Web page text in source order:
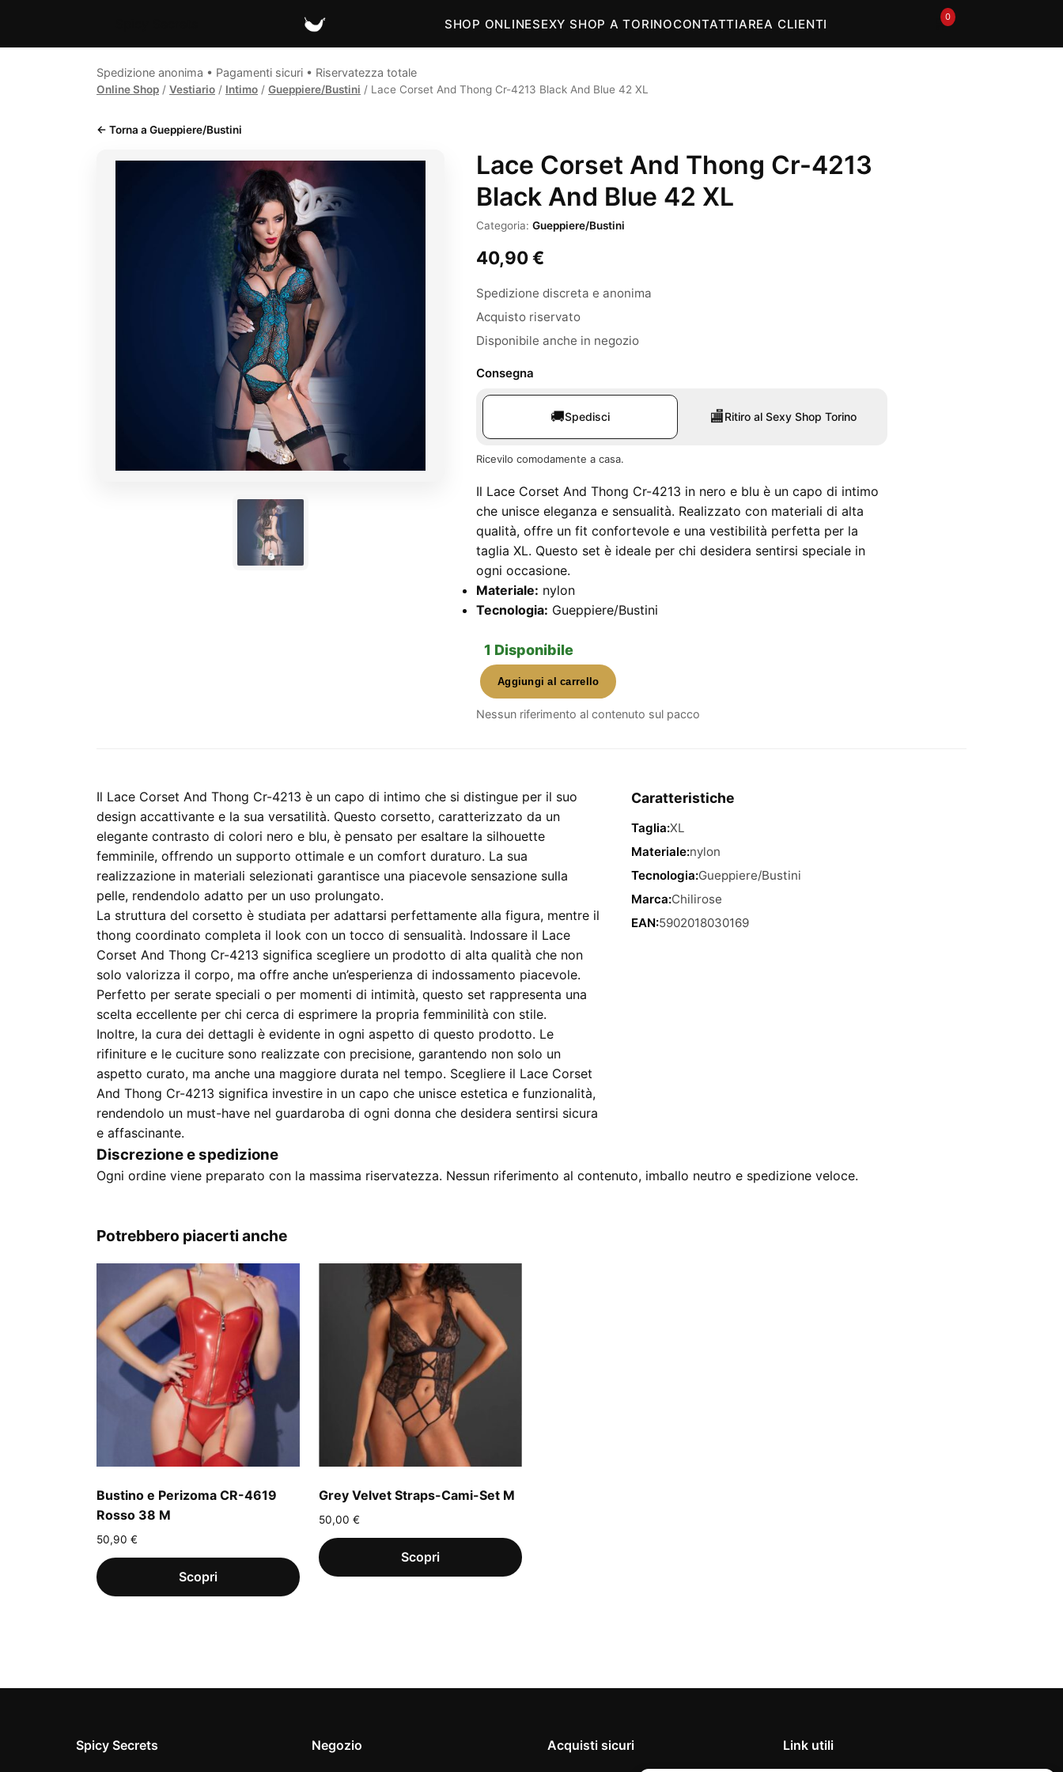
SHOP ONLINESEXY SHOP A TORINOCONTATTIAREA CLIENTI 🛒0
Spedizione anonima • Pagamenti sicuri • Riservatezza totale
Online Shop / Vestiario / Intimo / Gueppiere/Bustini / Lace Corset And Thong Cr-4213 Black And Blue 42 XL
← Torna a Gueppiere/Bustini
Lace Corset And Thong Cr-4213
Black And Blue 42 XL
Categoria: Gueppiere/Bustini
40,90€
Spedizione discreta e anonima
Acquisto riservato
Disponibile anche in negozio
Consegna
🚚Spedisci 🏬Ritiro al Sexy Shop Torino
Ricevilo comodamente a casa.
Il Lace Corset And Thong Cr-4213 in nero e blu è un capo di intimo
che unisce eleganza e sensualità. Realizzato con materiali di alta
qualità, offre un fit confortevole e una vestibilità perfetta per la
taglia XL. Questo set è ideale per chi desidera sentirsi speciale in
ogni occasione.
Materiale: nylon
Tecnologia: Gueppiere/Bustini
1 Disponibile
Lace
Corset
4213
Black
And
Blue
42
quantità
Aggiungi al carrello
Nessun riferimento al contenuto sul pacco
Il Lace Corset And Thong Cr-4213 è un capo di intimo che si distingue per il suo
design accattivante e la sua versatilità. Questo corsetto, caratterizzato da un
elegante contrasto di colori nero e blu, è pensato per esaltare la silhouette
femminile, offrendo un supporto ottimale e un comfort duraturo. La sua
realizzazione in materiali selezionati garantisce una piacevole sensazione sulla
pelle, rendendolo adatto per un uso prolungato.
La struttura del corsetto è studiata per adattarsi perfettamente alla figura, mentre il
thong coordinato completa il look con un tocco di sensualità. Indossare il Lace
Corset And Thong Cr-4213 significa scegliere un prodotto di alta qualità che non
solo valorizza il corpo, ma offre anche un’esperienza di indossamento piacevole.
Perfetto per serate speciali o per momenti di intimità, questo set rappresenta una
scelta eccellente per chi cerca di esprimere la propria femminilità con stile.
Inoltre, la cura dei dettagli è evidente in ogni aspetto di questo prodotto. Le
rifiniture e le cuciture sono realizzate con precisione, garantendo non solo un
aspetto curato, ma anche una maggiore durata nel tempo. Scegliere il Lace Corset
And Thong Cr-4213 significa investire in un capo che unisce estetica e funzionalità,
rendendolo un must-have nel guardaroba di ogni donna che desidera sentirsi sicura
e affascinante.
Caratteristiche
Taglia:XL
Materiale:nylon
Tecnologia:Gueppiere/Bustini
Marca:Chilirose
EAN:5902018030169
Discrezione e spedizione
Ogni ordine viene preparato con la massima riservatezza. Nessun riferimento al contenuto, imballo neutro e spedizione veloce.
Potrebbero piacerti anche
Bustino e Perizoma CR-4619
Rosso 38 M
50,90 €
Grey Velvet Straps-Cami-Set M
50,00 €
Spicy Secrets Negozio Acquisti sicuri Link utili